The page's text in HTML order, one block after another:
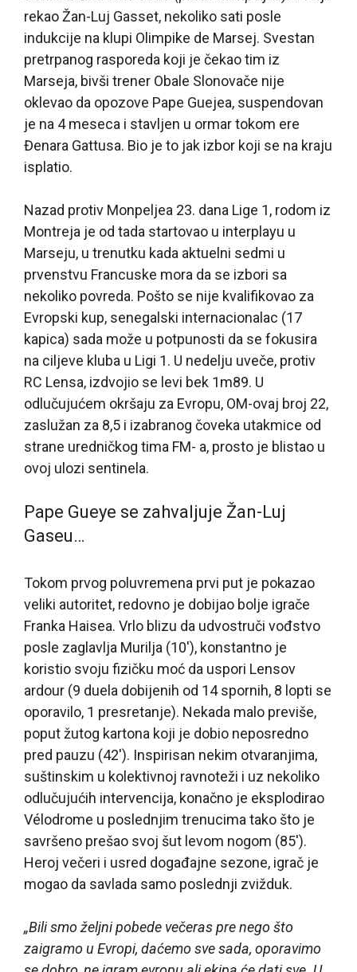
rekao Žan-Luj Gasset, nekoliko sati posle
indukcije na klupi Olimpike de Marsej. Svestan
pretrpanog rasporeda koji je čekao tim iz
Marseja, bivši trener Obale Slonovače nije
oklevao da opozove Pape Guejea, suspendovan
je na 4 meseca i stavljen u ormar tokom ere
Đenara Gattusa. Bio je to jak izbor koji se na kraju
isplatio.
Nazad protiv Monpeljea 23. dana Lige 1, rodom iz
Montreja je od tada startovao u interplayu u
Marseju, u trenutku kada aktuelni sedmi u
prvenstvu Francuske mora da se izbori sa
nekoliko povreda. Pošto se nije kvalifikovao za
Evropski kup, senegalski internacionalac (17
kapica) sada može u potpunosti da se fokusira
na ciljeve kluba u Ligi 1. U nedelju uveče, protiv
RC Lensa, izdvojio se levi bek 1m89. U
odlučujućem okršaju za Evropu, OM-ovaj broj 22,
zaslužan za 8,5 i izabranog čoveka utakmice od
strane uredničkog tima FM- a, prosto je blistao u
ovoj ulozi sentinela.
Pape Gueye se zahvaljuje Žan-Luj
Gaseu…
Tokom prvog poluvremena prvi put je pokazao
veliki autoritet, redovno je dobijao bolje igrače
Franka Haisea. Vrlo blizu da udvostruči vođstvo
posle zaglavlja Murilja (10′), konstantno je
koristio svoju fizičku moć da uspori Lensov
ardour (9 duela dobijenih od 14 spornih, 8 lopti se
oporavilo, 1 presretanje). Nekada malo previše,
poput žutog kartona koji je dobio neposredno
pred pauzu (42′). Inspirisan nekim otvaranjima,
suštinskim u kolektivnoj ravnoteži i uz nekoliko
odlučujućih intervencija, konačno je eksplodirao
Vélodrome u poslednjim trenucima tako što je
savršeno prešao svoj šut levom nogom (85′).
Heroj večeri i usred događajne sezone, igrač je
mogao da savlada samo poslednji zvižduk.
„Bili smo željni pobede večeras pre nego što
zaigramo u Evropi, daćemo sve sada, oporavimo